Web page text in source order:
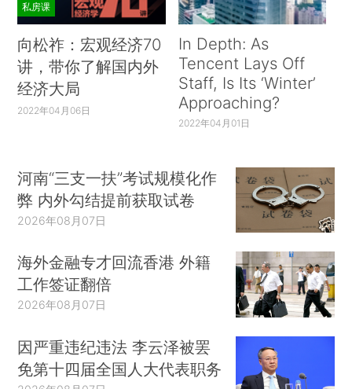
私房课
向松祚：宏观经济70
讲，带你了解国内外
经济大局
2022年04月06日
In Depth: As
Tencent Lays Off
Staff, Is Its ‘Winter’
Approaching?
2022年04月01日
河南“三支一扶”考试规模化作
弊 内外勾结提前获取试卷
2026年08月07日
海外金融专才回流香港 外籍
工作签证翻倍
2026年08月07日
因严重违纪违法 李云泽被罢
免第十四届全国人大代表职务